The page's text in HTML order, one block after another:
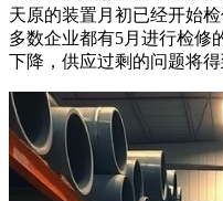
天原的装置月初已经开始
多数企业都有5月进行检修
下降，供应过剩的问题将得